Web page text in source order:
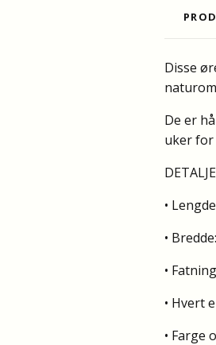
Disse
De er
uker for
•
•
•
• Hvert
• Farge